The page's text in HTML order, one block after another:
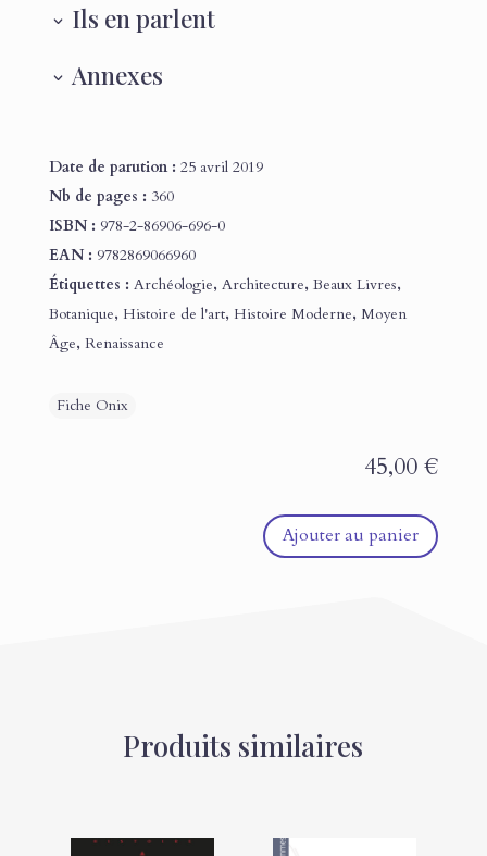
Ils en parlent
Annexes
Date de parution : 25 avril 2019
Nb de pages : 360
ISBN : 978-2-86906-696-0
EAN : 9782869066960
Étiquettes : Archéologie, Architecture, Beaux Livres,
Botanique, Histoire de l'art, Histoire Moderne, Moyen
Âge, Renaissance
45,00€
Ajouter au panier
Produits similaires